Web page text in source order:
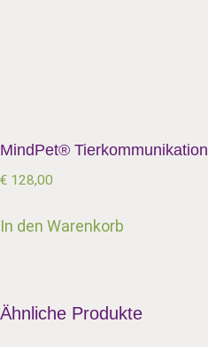
MindPet® Tierkommunikation
€ 128,00
In den Warenkorb
Ähnliche Produkte